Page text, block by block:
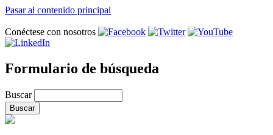
Pasar al contenido principal
Conéctese con nosotros
Formulario de búsqueda
Buscar